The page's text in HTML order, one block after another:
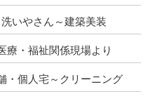
いやさん～建築美装
・福祉関係現場より
・個人宅～クリーニング